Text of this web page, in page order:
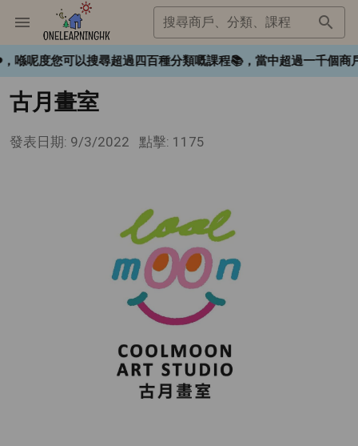
搜尋商戶、分類、課程
呢度您可以搜尋超過四百種分類嘅課程📚，當中超過一千個商
古月畫室
發表日期: 9/3/2022 點擊: 1175